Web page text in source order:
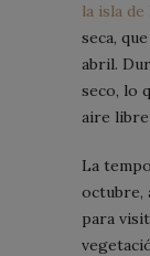
la isla de
seca,
abril.
seco, lo
aire libre
La
octubre,
para